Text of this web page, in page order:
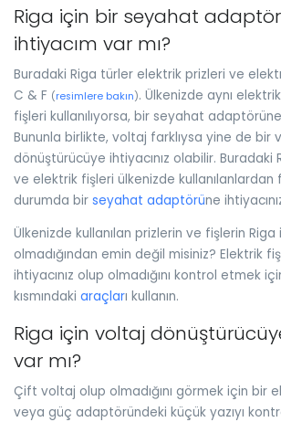
Riga için bir seyahat
ihtiyacım var mı?
Buradaki Riga türler elektrik prizleri ve
C & F (resimlere bakın). Ülkenizde aynı
fişleri kullanılıyorsa, bir seyahat
Bununla birlikte, voltaj farklıysa yine de bir
dönüştürücüye ihtiyacınız olabilir. Buradaki
ve elektrik fişleri ülkenizde kullanılanlardan
durumda bir seyahat adaptörüne
Ülkenizde kullanılan prizlerin ve fişlerin Riga
olmadığından emin değil misiniz? Elektrik
ihtiyacınız olup olmadığını kontrol etmek
kısmındaki araçları kullanın.
Riga için voltaj
var mı?
Çift voltaj olup olmadığını görmek için bir
veya güç adaptöründeki küçük yazıyı